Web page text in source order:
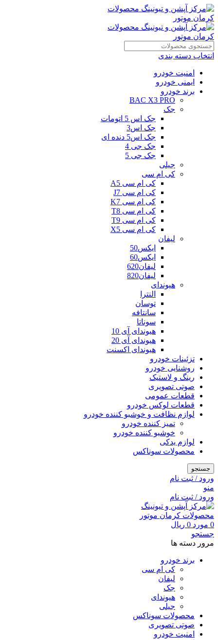
انتخاب دسته بندی
امنیت خودرو
ایمنی خودرو
برند خودرو
BAC X3 PRO
جک
جک اس 5 اتومات
جک اس3
جک اس5 دنده ای
جک جی 4
جک جی 5
جیلی
کی ام سی
کی ام سی A5
کی ام سی J7
کی ام سی K7
کی ام سی T8
کی ام سی T9
کی ام سی X5
لیفان
ایکس50
ایکس60
لیفان620
لیفان820
هیوندای
النترا
توسان
سانتافه
سوناتا
هیوندای آی 10
هیوندای آی 20
هیوندای اکسنت
تزئینات خودرو
روشنایی خودرو
رینگ و لاستیک
صوتی تصویری
قطعات عمومی
قطعات لوکس خودرو
لوازم نظافت و خوشبو کننده خودرو
تمیز کننده خودرو
خوشبو کننده خودرو
لوازم یدکی
محصولات سوناکس
جستجو
ورود / ثبت نام
منو
ورود / ثبت نام
0 مورد 0 ریال
جستجو
مرور دسته ها
برند خودرو
کی ام سی
لیفان
جک
هیوندای
جیلی
محصولات سوناکس
صوتی تصویری
امنیت خودرو